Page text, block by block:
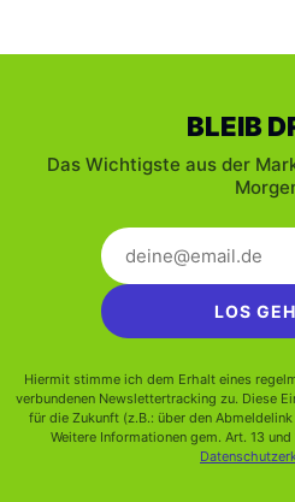
BLEIB
Das Wichtigste aus der
LOS
Hiermit stimme ich dem Erhalt eines
verbundenen Newslettertracking zu. Diese
für die Zukunft (z.B.: über den
Weitere Informationen gem. Art. 13